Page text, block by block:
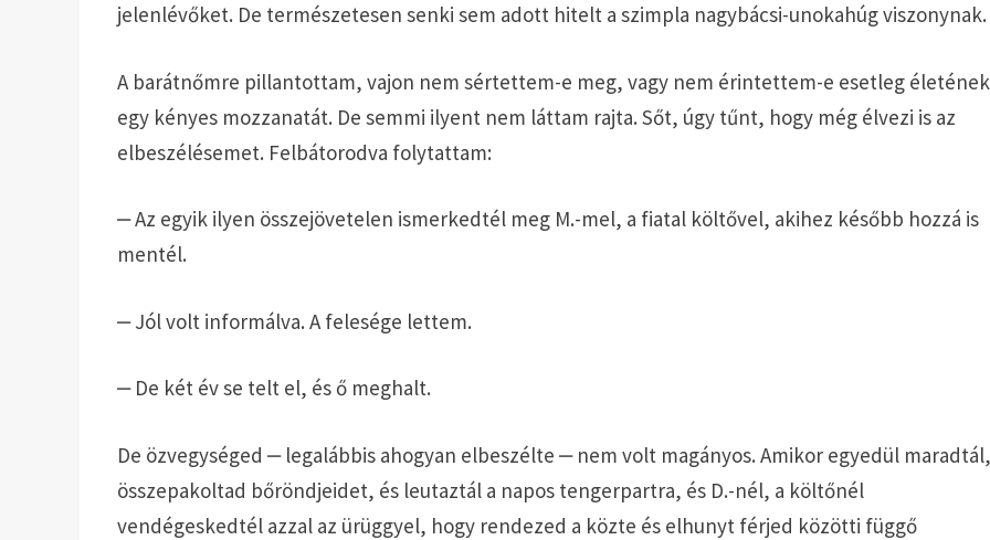
jelenlévőket. De természetesen senki sem adott hitelt a szimpla nagybácsi-unokahúg viszonynak.
A barátnőmre pillantottam, vajon nem sértettem-e meg, vagy nem érintettem-e esetleg életének
egy kényes mozzanatát. De semmi ilyent nem láttam rajta. Sőt, úgy tűnt, hogy még élvezi is az
elbeszélésemet. Felbátorodva folytattam:
‒ Az egyik ilyen összejövetelen ismerkedtél meg M.-mel, a fiatal költővel, akihez később hozzá is
mentél.
‒ Jól volt informálva. A felesége lettem.
‒ De két év se telt el, és ő meghalt.
De özvegységed ‒ legalábbis ahogyan elbeszélte ‒ nem volt magányos. Amikor egyedül
összepakoltad bőröndjeidet, és leutaztál a napos tengerpartra, és D.-nél, a költőnél
vendégeskedtél azzal az ürüggyel, hogy rendezed a közte és elhunyt férjed közötti függő